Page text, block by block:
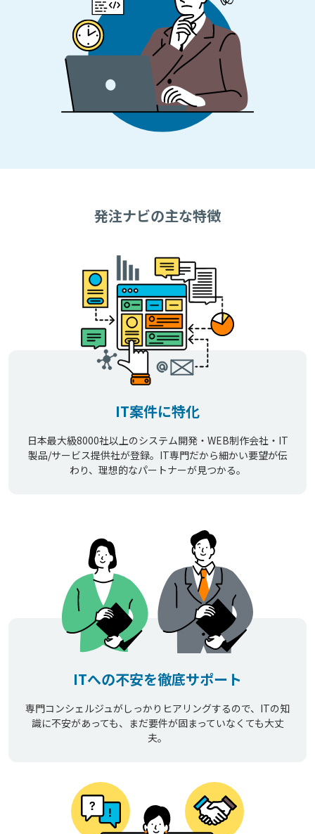
発注ナビの主な特徴
IT案件に特化
日本最大級8000社以上のシステム開発・WEB制作会社・IT
製品/サービス提供社が登録。IT専門だから細かい要望が伝
わり、理想的なパートナーが見つかる。
ITへの不安を徹底サポート
専門コンシェルジュがしっかりヒアリングするので、ITの知
識に不安があっても、まだ要件が固まっていなくても大丈
夫。